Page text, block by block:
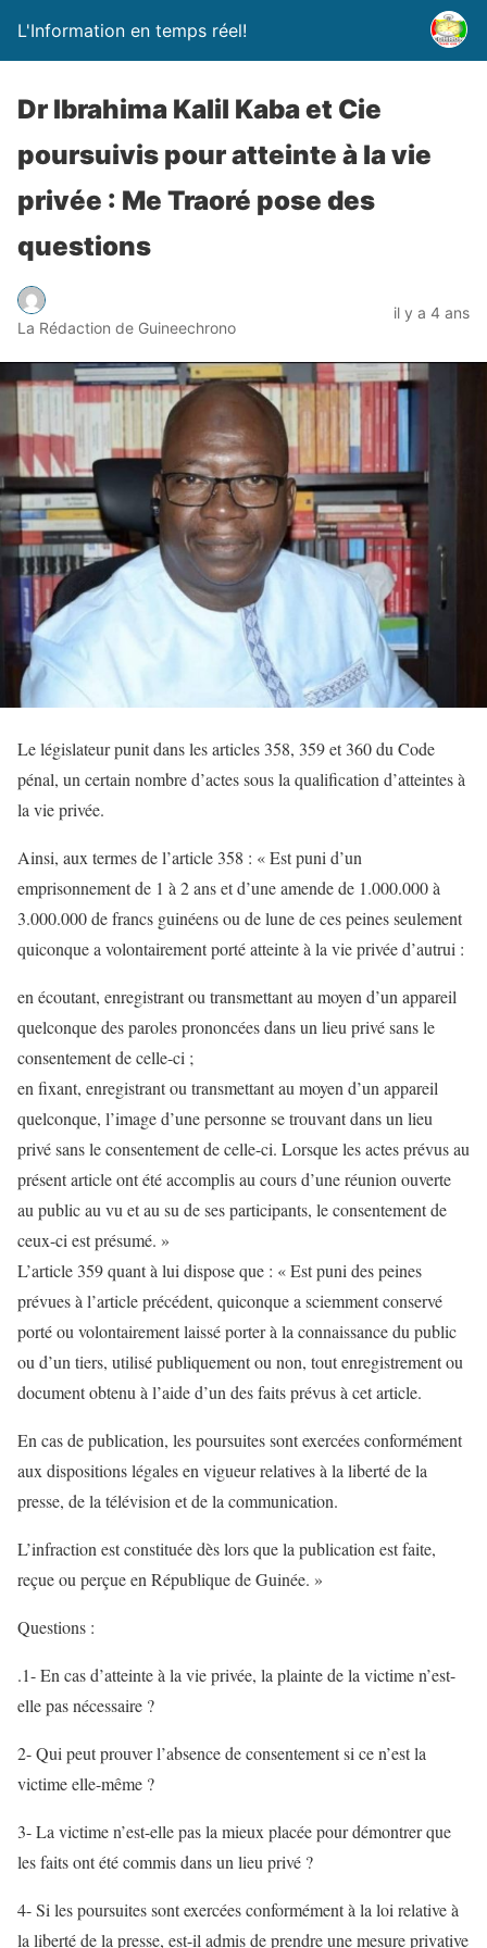
L'Information en temps réel!
Dr Ibrahima Kalil Kaba et Cie
poursuivis pour atteinte à la vie
privée : Me Traoré pose des
questions
La Rédaction de Guineechrono
il y a 4 ans
Le législateur punit dans les articles 358, 359 et 360 du Code
pénal, un certain nombre d’actes sous la qualification d’atteintes à
la vie privée.
Ainsi, aux termes de l’article 358 : « Est puni d’un
emprisonnement de 1 à 2 ans et d’une amende de 1.000.000 à
3.000.000 de francs guinéens ou de lune de ces peines seulement
quiconque a volontairement porté atteinte à la vie privée d’autrui :
en écoutant, enregistrant ou transmettant au moyen d’un appareil
quelconque des paroles prononcées dans un lieu privé sans le
consentement de celle-ci ;
en fixant, enregistrant ou transmettant au moyen d’un appareil
quelconque, l’image d’une personne se trouvant dans un lieu
privé sans le consentement de celle-ci. Lorsque les actes prévus au
présent article ont été accomplis au cours d’une réunion ouverte
au public au vu et au su de ses participants, le consentement de
ceux-ci est présumé. »
L’article 359 quant à lui dispose que : « Est puni des peines
prévues à l’article précédent, quiconque a sciemment conservé
porté ou volontairement laissé porter à la connaissance du public
ou d’un tiers, utilisé publiquement ou non, tout enregistrement ou
document obtenu à l’aide d’un des faits prévus à cet article.
En cas de publication, les poursuites sont exercées conformément
aux dispositions légales en vigueur relatives à la liberté de la
presse, de la télévision et de la communication.
L’infraction est constituée dès lors que la publication est faite,
reçue ou perçue en République de Guinée. »
Questions :
.1- En cas d’atteinte à la vie privée, la plainte de la victime n’est-
elle pas nécessaire ?
2- Qui peut prouver l’absence de consentement si ce n’est la
victime elle-même ?
3- La victime n’est-elle pas la mieux placée pour démontrer que
les faits ont été commis dans un lieu privé ?
4- Si les poursuites sont exercées conformément à la loi relative à
la liberté de la presse, est-il admis de prendre une mesure privative